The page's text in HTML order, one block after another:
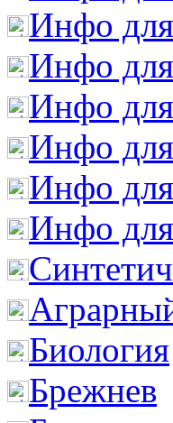
Инфо
Инфо
Инфо
Инфо
Инфо
Инфо
Биология
Брежнев